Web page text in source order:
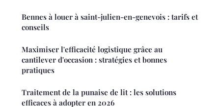
Bennes à louer à saint-julien-en-genevois : tarifs et
conseils
Maximiser l'efficacité logistique grâce au
cantilever d'occasion : stratégies et bonnes
pratiques
Traitement de la punaise de lit : les solutions
efficaces à adopter en 2026